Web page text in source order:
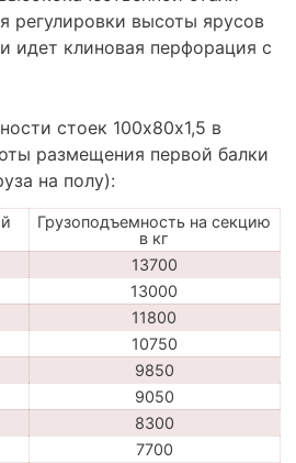
регулировки высоты ярусов
идет клиновая перфорация с
стоек 100х80х1,5 в
размещения первой балки
на полу):
Грузоподъемность на секцию
в кг
13700
13000
11800
10750
9850
9050
8300
7700